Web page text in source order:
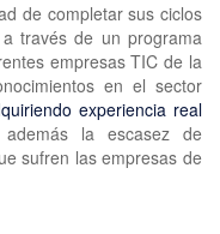
de completar sus ciclos
través de un programa
empresas TIC de la
en el sector
experiencia real
la escasez de
sufren las empresas de